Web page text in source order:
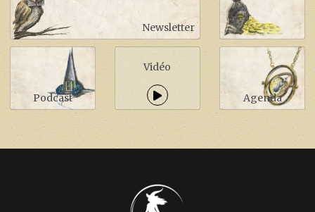
Newsletter
Podcast
Vidéo
Agenda